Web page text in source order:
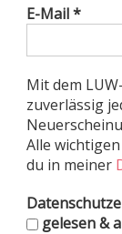
E-Mail*
Mit dem
zuverlässig
Alle
du in meiner
gelesen &